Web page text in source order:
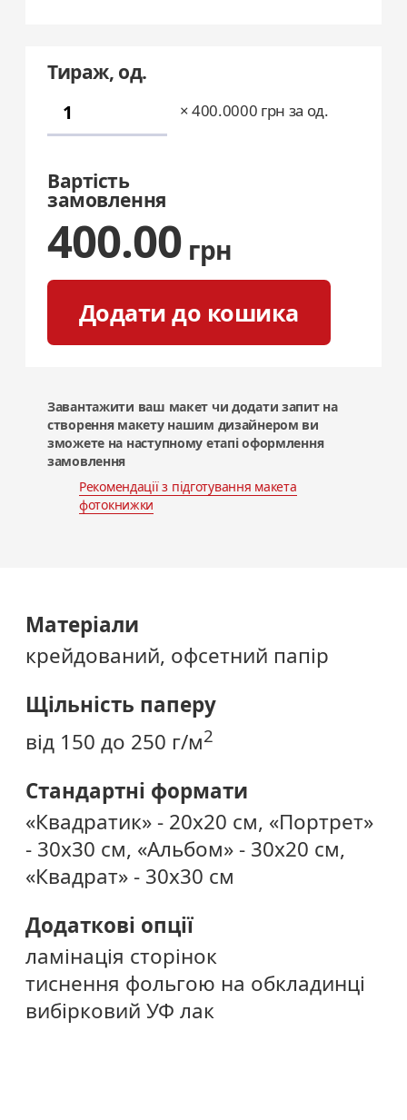
Тираж, од.
×400.0000 грн за од.
Вартість
замовлення
400.00 грн
Додати до кошика
Завантажити ваш макет чи додати запит на
створення макету нашим дизайнером ви
зможете на наступному етапі оформлення
замовлення
Рекомендації з підготування макета
фотокнижки
Матеріали
крейдований, офсетний папір
Щільність паперу
від 150 до 250 г/м2
Стандартні формати
«Квадратик» - 20х20 см, «Портрет»
- 30х30 см, «Альбом» - 30х20 см,
«Квадрат» - 30х30 см
Додаткові опції
ламінація сторінок
тиснення фольгою на обкладинці
вибірковий УФ лак